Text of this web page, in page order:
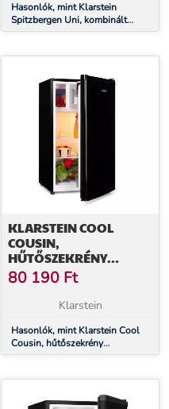
Hasonlók, mint Klarstein
Spitzbergen Uni, kombinált
hűtőszekrény, 91 liter, E
fekete
KLARSTEIN COOL
COUSIN,
HŰTŐSZEKRÉNY
FAGYASZTÓVAL, 70/11
LITER, 40 DB, E
ENERGIAHATÉKONYSÁGI
80 190 Ft
Klarstein
Hasonlók, mint Klarstein Cool
Cousin, hűtőszekrény
fagyasztóval, 70/11 liter, 40 dB,
fekete